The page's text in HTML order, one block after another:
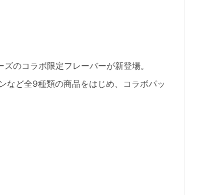
のコラボ限定フレーバーが新登場。
など全9種類の商品をはじめ、コラボパッ